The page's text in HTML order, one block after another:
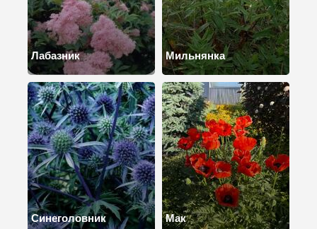
Лабазник Мильнянка
Синеголовник Мак